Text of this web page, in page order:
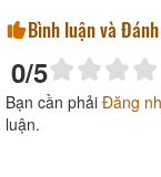
Bình luận và
0/5
Bạn cần phải Đăng
luận.